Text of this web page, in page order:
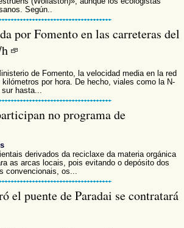
Según..
por Fomento en las carreteras del
de Fomento, la velocidad media en la red
por hora. De hecho, viales como la N-
hasta...
no programa de
derivados da reciclaxe da materia orgánica
as arcas locais, pois evitando o depósito dos
convencionais, os...
el puente de Paradai se contratará